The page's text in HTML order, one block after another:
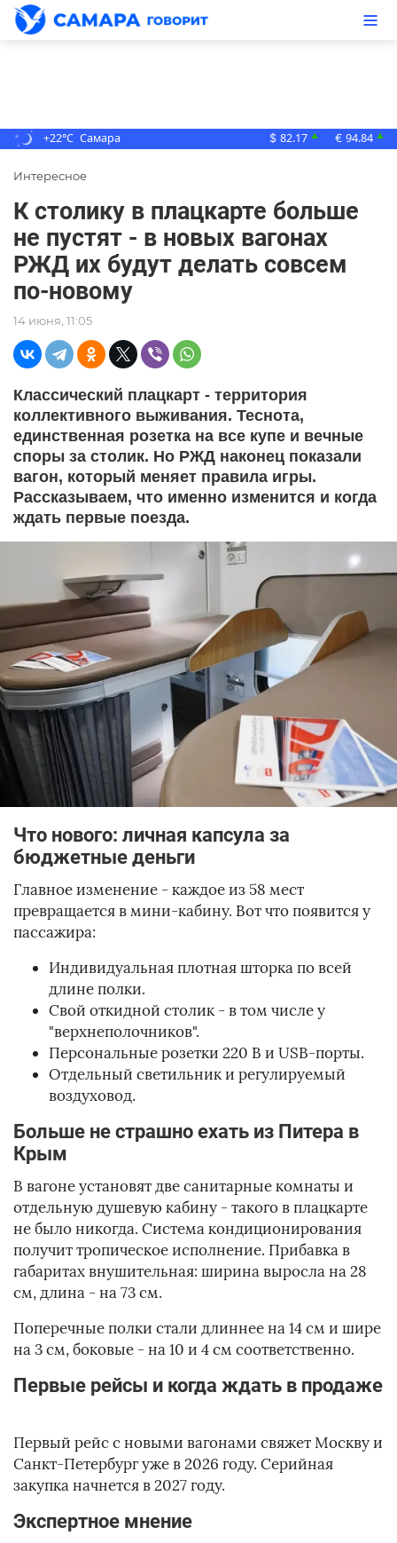
+22°C Самара $ 82.17 ▲ € 94.84 ▲
Интересное
К столику в плацкарте больше
не пустят - в новых вагонах
РЖД их будут делать совсем
по-новому
14 июня, 11:05
Классический плацкарт - территория
коллективного выживания. Теснота,
единственная розетка на все купе и вечные
споры за столик. Но РЖД наконец показали
вагон, который меняет правила игры.
Рассказываем, что именно изменится и когда
ждать первые поезда.
Что нового: личная капсула за
бюджетные деньги
Главное изменение - каждое из 58 мест
превращается в мини-кабину. Вот что появится у
пассажира:
Индивидуальная плотная шторка по всей
длине полки.
Свой откидной столик - в том числе у
"верхнеполочников".
Персональные розетки 220 В и USB-порты.
Отдельный светильник и регулируемый
воздуховод.
Больше не страшно ехать из Питера в
Крым
В вагоне установят две санитарные комнаты и
отдельную душевую кабину - такого в плацкарте
не было никогда. Система кондиционирования
получит тропическое исполнение. Прибавка в
габаритах внушительная: ширина выросла на 28
см, длина - на 73 см.
Поперечные полки стали длиннее на 14 см и шире
на 3 см, боковые - на 10 и 4 см соответственно.
Первые рейсы и когда ждать в продаже
Первый рейс с новыми вагонами свяжет Москву и
Санкт-Петербург уже в 2026 году. Серийная
закупка начнется в 2027 году.
Экспертное мнение